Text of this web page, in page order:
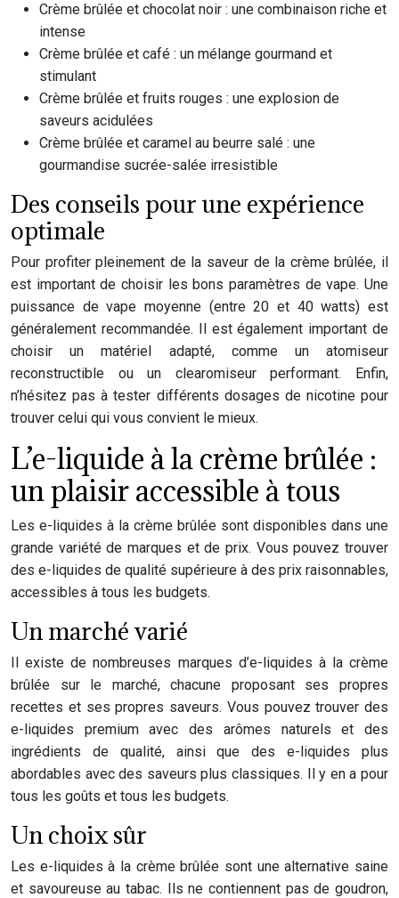
Crème brûlée et chocolat noir : une combinaison riche et
intense
Crème brûlée et café : un mélange gourmand et
stimulant
Crème brûlée et fruits rouges : une explosion de
saveurs acidulées
Crème brûlée et caramel au beurre salé : une
gourmandise sucrée-salée irresistible
Des conseils pour une expérience
optimale
Pour profiter pleinement de la saveur de la crème brûlée, il
est important de choisir les bons paramètres de vape. Une
puissance de vape moyenne (entre 20 et 40 watts) est
généralement recommandée. Il est également important de
choisir un matériel adapté, comme un atomiseur
reconstructible ou un clearomiseur performant. Enfin,
n’hésitez pas à tester différents dosages de nicotine pour
trouver celui qui vous convient le mieux.
L’e-liquide à la crème brûlée :
un plaisir accessible à tous
Les e-liquides à la crème brûlée sont disponibles dans une
grande variété de marques et de prix. Vous pouvez trouver
des e-liquides de qualité supérieure à des prix raisonnables,
accessibles à tous les budgets.
Un marché varié
Il existe de nombreuses marques d’e-liquides à la crème
brûlée sur le marché, chacune proposant ses propres
recettes et ses propres saveurs. Vous pouvez trouver des
e-liquides premium avec des arômes naturels et des
ingrédients de qualité, ainsi que des e-liquides plus
abordables avec des saveurs plus classiques. Il y en a pour
tous les goûts et tous les budgets.
Un choix sûr
Les e-liquides à la crème brûlée sont une alternative saine
et savoureuse au tabac. Ils ne contiennent pas de goudron,